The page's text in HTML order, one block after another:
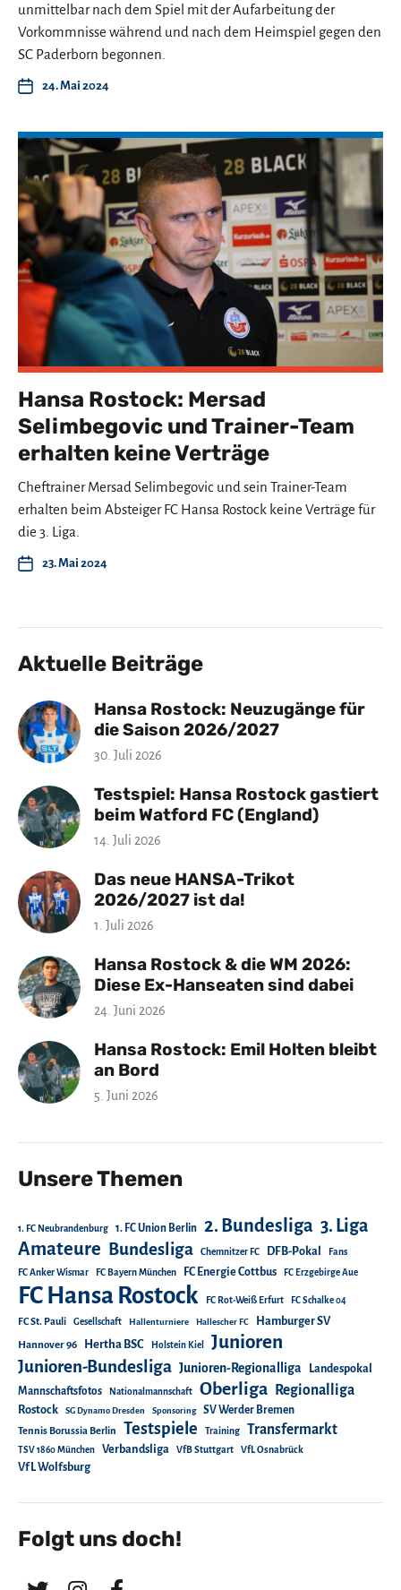
unmittelbar nach dem Spiel mit der Aufarbeitung der
Vorkommnisse während und nach dem Heimspiel gegen den
SC Paderborn begonnen.
24. Mai 2024
Hansa Rostock: Mersad
Selimbegovic und Trainer-Team
erhalten keine Verträge
Cheftrainer Mersad Selimbegovic und sein Trainer-Team
erhalten beim Absteiger FC Hansa Rostock keine Verträge für
die 3. Liga.
23. Mai 2024
Aktuelle Beiträge
Hansa Rostock: Neuzugänge für
die Saison 2026/2027
30. Juli 2026
Testspiel: Hansa Rostock gastiert
beim Watford FC (England)
14. Juli 2026
Das neue HANSA-Trikot
2026/2027 ist da!
1. Juli 2026
Hansa Rostock & die WM 2026:
Diese Ex-Hanseaten sind dabei
24. Juni 2026
Hansa Rostock: Emil Holten bleibt
an Bord
5. Juni 2026
Unsere Themen
1. FC Neubrandenburg 1. FC Union Berlin 2. Bundesliga 3. Liga
Amateure Bundesliga Chemnitzer FC DFB-Pokal Fans
FC Anker Wismar FC Bayern München FC Energie Cottbus FC Erzgebirge Aue
FC Hansa Rostock FC Rot-Weiß Erfurt FC Schalke 04
FC St. Pauli Gesellschaft Hallenturniere Hallescher FC Hamburger SV
Hannover 96 Hertha BSC Holstein Kiel Junioren
Junioren-Bundesliga Junioren-Regionalliga
Landespokal
Mannschaftsfotos
Nationalmannschaft Oberliga Regionalliga
Rostock SG Dynamo Dresden Sponsoring SV Werder Bremen
Tennis Borussia Berlin Testspiele Training Transfermarkt
TSV 1860 München Verbandsliga VfB Stuttgart VfL Osnabrück
VfL Wolfsburg
Folgt uns doch!